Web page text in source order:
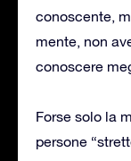
conoscente,
mente, non
conoscere
Forse solo la
persone